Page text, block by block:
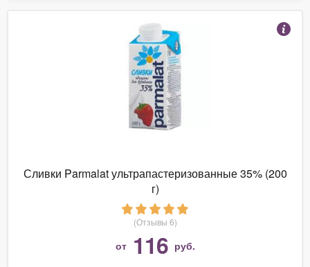
Сливки Parmalat ультрапастеризованные 35% (200
г)
(Отзывы 6)
от 116 руб.